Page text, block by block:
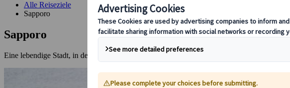
Alle Reiseziele
Sapporo
Sapporo
Eine lebendige Stadt, in der das berühmte Schneefest stattfindet